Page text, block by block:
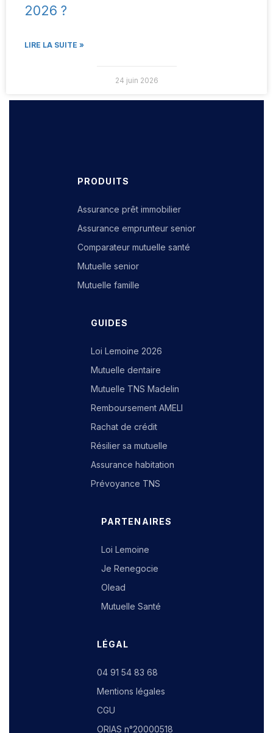
2026 ?
LIRE LA SUITE »
24 juin 2026
PRODUITS
Assurance prêt immobilier
Assurance emprunteur senior
Comparateur mutuelle santé
Mutuelle senior
Mutuelle famille
GUIDES
Loi Lemoine 2026
Mutuelle dentaire
Mutuelle TNS Madelin
Remboursement AMELI
Rachat de crédit
Résilier sa mutuelle
Assurance habitation
Prévoyance TNS
PARTENAIRES
Loi Lemoine
Je Renegocie
Olead
Mutuelle Santé
LÉGAL
04 91 54 83 68
Mentions légales
CGU
ORIAS n°20000518